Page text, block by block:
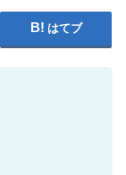
はてブ